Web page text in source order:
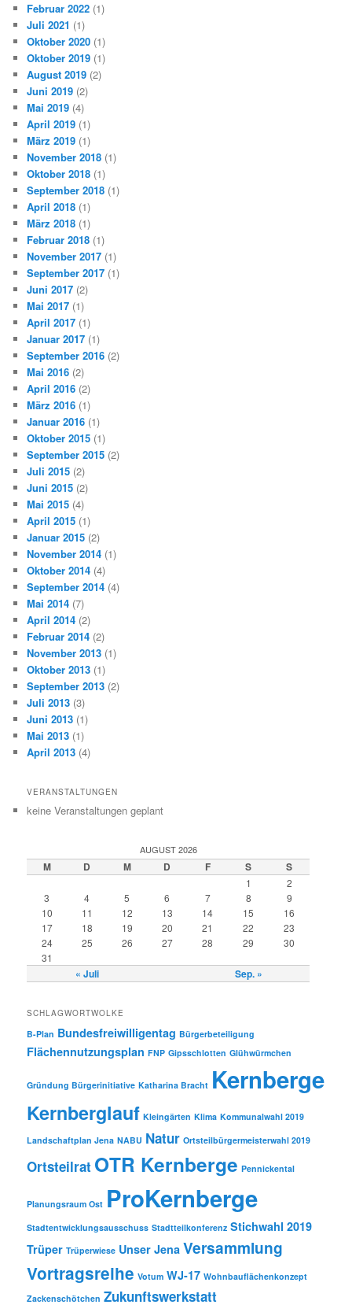
Februar 2022 (1)
Juli 2021 (1)
Oktober 2020 (1)
Oktober 2019 (1)
August 2019 (2)
Juni 2019 (2)
Mai 2019 (4)
April 2019 (1)
März 2019 (1)
November 2018 (1)
Oktober 2018 (1)
September 2018 (1)
April 2018 (1)
März 2018 (1)
Februar 2018 (1)
November 2017 (1)
September 2017 (1)
Juni 2017 (2)
Mai 2017 (1)
April 2017 (1)
Januar 2017 (1)
September 2016 (2)
Mai 2016 (2)
April 2016 (2)
März 2016 (1)
Januar 2016 (1)
Oktober 2015 (1)
September 2015 (2)
Juli 2015 (2)
Juni 2015 (2)
Mai 2015 (4)
April 2015 (1)
Januar 2015 (2)
November 2014 (1)
Oktober 2014 (4)
September 2014 (4)
Mai 2014 (7)
April 2014 (2)
Februar 2014 (2)
November 2013 (1)
Oktober 2013 (1)
September 2013 (2)
Juli 2013 (3)
Juni 2013 (1)
Mai 2013 (1)
April 2013 (4)
VERANSTALTUNGEN
keine Veranstaltungen geplant
AUGUST 2026
M D M D F S S
1
2
3
4 5 6 7 8
9
10
11 12 13 14 15
16
17
18 19 20 21 22
23
24
25 26 27 28 29
30
31
« Juli Sep. »
SCHLAGWORTWOLKE
B-Plan Bundesfreiwilligentag Bürgerbeteiligung
Flächennutzungsplan FNP Gipsschlotten Glühwürmchen
Gründung Bürgerinitiative Katharina Bracht Kernberge
Kernberglauf Kleingärten Klima Kommunalwahl 2019
Landschaftplan Jena NABU Natur Ortsteilbürgermeisterwahl 2019
Ortsteilrat OTR Kernberge Pennickental
Planungsraum Ost ProKernberge
Stadtentwicklungsausschuss Stadtteilkonferenz Stichwahl 2019
Trüper Trüperwiese Unser Jena Versammlung
Vortragsreihe Votum WJ-17 Wohnbauflächenkonzept
Zackenschötchen Zukunftswerkstatt